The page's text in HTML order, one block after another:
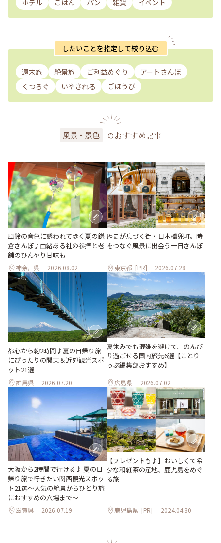
ホテル ごはん パン 雑貨 イベント
したいことを指定して絞り込む
週末旅 絶景旅 ご利益めぐり
アートさんぽ
くつろぐ
いやされる ごほうび
風景・景色 のおすすめ記事
風鈴の音色に誘われて歩く夏の鎌
倉さんぽ♪由緒ある社の参拝と老
舗のひんやり甘味も
神奈川県 2026.08.02
歴史が息づく街・日本橋兜町。時
をつなぐ風景に出会う一日さんぽ
東京都 [PR] 2026.07.28
都心から約2時間♪夏の日帰り旅
にぴったりの関東＆近郊観光スポ
ット21選
群馬県 2026.07.20
夏休みでも混雑を避けて。のんび
り過ごせる国内旅先6選【ことり
っぷ編集部おすすめ】
広島県 2026.07.02
大阪から2時間で行ける♪ 夏の日
帰り旅で行きたい関西観光スポッ
ト21選～人気の絶景からひとり旅
におすすめの穴場まで～
滋賀県 2026.07.19
【プレゼントも♪】おいしくて希
少な和紅茶の産地、鹿児島をめぐ
る旅
鹿児島県 [PR] 2024.04.30